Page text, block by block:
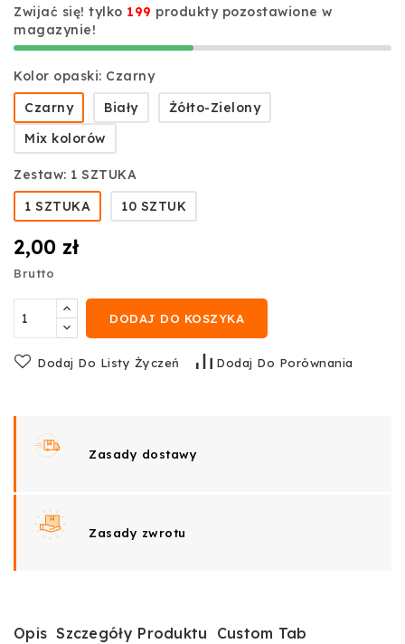
Zwijać się! tylko 199 produkty pozostawione w
magazynie!
Kolor opaski: Czarny
Czarny
Biały
Żółto-Zielony
Mix kolorów
Zestaw: 1 SZTUKA
1 SZTUKA
10 SZTUK
2,00 zł
Brutto
DODAJ DO KOSZYKA
Dodaj Do Listy Życzeń Dodaj Do Porównania
Zasady dostawy
Zasady zwrotu
Opis Szczegóły Produktu Custom Tab